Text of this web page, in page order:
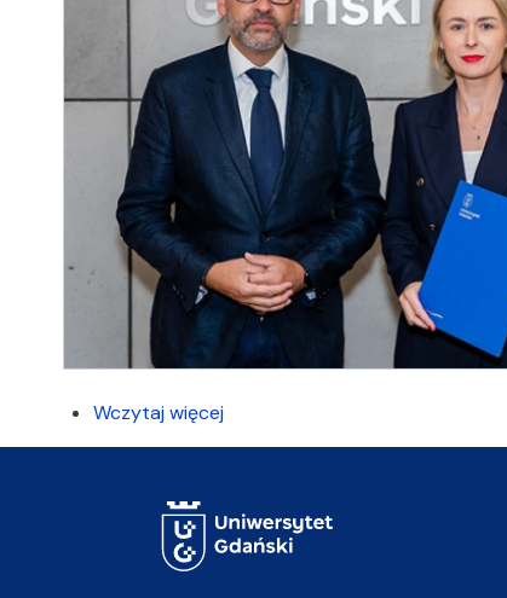
Wczytaj więcej